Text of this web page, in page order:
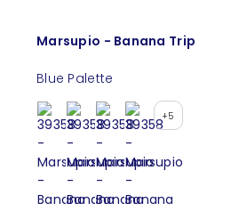
Marsupio - Banana Trip
Blue Palette
+5